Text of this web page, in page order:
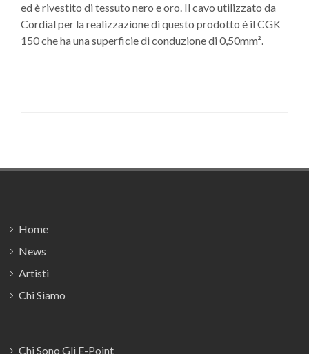
ed è rivestito di tessuto nero e oro. Il cavo utilizzato da
Cordial per la realizzazione di questo prodotto è il CGK
150 che ha una superficie di conduzione di 0,50mm².
Home
News
Artisti
Chi Siamo
Chi Sono Gli E-Point